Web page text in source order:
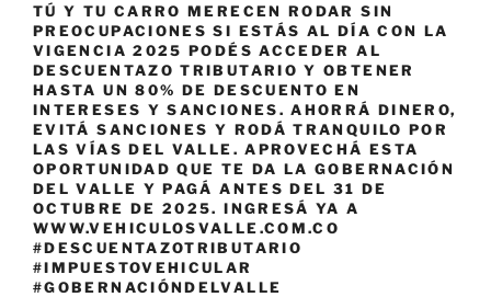
TÚ Y TU CARRO MERECEN RODAR SIN
PREOCUPACIONES SI ESTÁS AL DÍA CON LA
VIGENCIA 2025 PODÉS ACCEDER AL
DESCUENTAZO TRIBUTARIO Y OBTENER
HASTA UN 80% DE DESCUENTO EN
INTERESES Y SANCIONES. AHORRÁ DINERO,
EVITÁ SANCIONES Y RODÁ TRANQUILO POR
LAS VÍAS DEL VALLE. APROVECHÁ ESTA
OPORTUNIDAD QUE TE DA LA GOBERNACIÓN
DEL VALLE Y PAGÁ ANTES DEL 31 DE
OCTUBRE DE 2025. INGRESÁ YA A
WWW.VEHICULOSVALLE.COM.CO
#DESCUENTAZOTRIBUTARIO
#IMPUESTOVEHICULAR
#GOBERNACIÓNDELVALLE